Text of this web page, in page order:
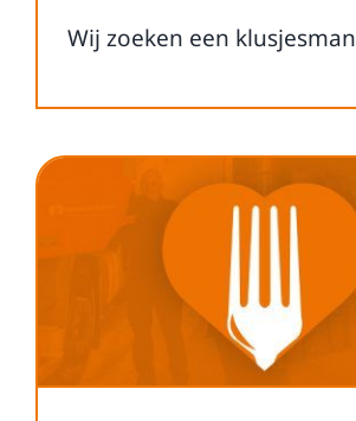
Wij zoeken een klusjesman